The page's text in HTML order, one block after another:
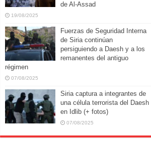
de Al-Assad
19/08/2025
Fuerzas de Seguridad Interna
de Siria continúan
persiguiendo a Daesh y a los
remanentes del antiguo
régimen
07/08/2025
Siria captura a integrantes de
una célula terrorista del Daesh
en Idlib (+ fotos)
07/08/2025